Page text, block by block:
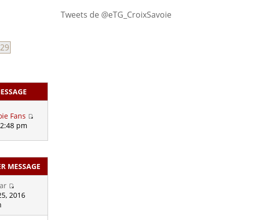
29
Fans
pm
MESSAGE
2016
Tweets de @eTG_CroixSavoie